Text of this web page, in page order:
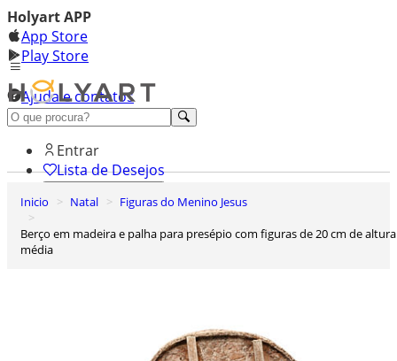
Holyart APP
App Store
Play Store
Ajuda e contatos
Conheça premium
Entrar
Lista de Desejos
Inicio Natal
Figuras do Menino Jesus
Berço em madeira e palha para presépio com figuras de 20 cm de altura
média